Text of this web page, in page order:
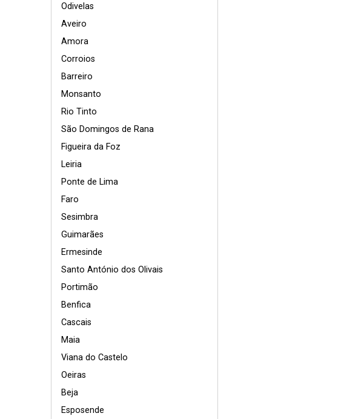
Odivelas
Aveiro
Amora
Corroios
Barreiro
Monsanto
Rio Tinto
São Domingos de Rana
Figueira da Foz
Leiria
Ponte de Lima
Faro
Sesimbra
Guimarães
Ermesinde
Santo António dos Olivais
Portimão
Benfica
Cascais
Maia
Viana do Castelo
Oeiras
Beja
Esposende